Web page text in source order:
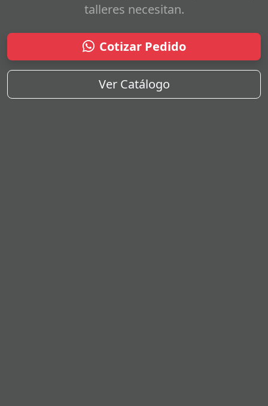
talleres necesitan.
Cotizar Pedido
Ver Catálogo